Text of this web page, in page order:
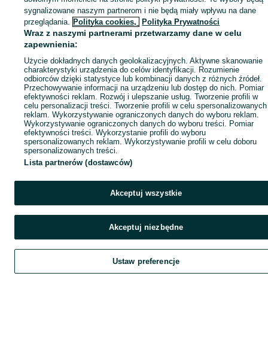
Szukaj Obserwujesz Dodaj Czat
sygnalizowane naszym partnerom i nie będą miały wpływu na dane
przeglądania. Polityka cookies, Polityka Prywatności
Wraz z naszymi partnerami przetwarzamy dane w celu
zapewnienia:
Użycie dokładnych danych geolokalizacyjnych. Aktywne skanowanie
charakterystyki urządzenia do celów identyfikacji. Rozumienie
odbiorców dzięki statystyce lub kombinacji danych z różnych źródeł.
Przechowywanie informacji na urządzeniu lub dostęp do nich. Pomiar
efektywności reklam. Rozwój i ulepszanie usług. Tworzenie profili w
celu personalizacji treści. Tworzenie profili w celu spersonalizowanych
reklam. Wykorzystywanie ograniczonych danych do wyboru reklam.
Wykorzystywanie ograniczonych danych do wyboru treści. Pomiar
efektywności treści. Wykorzystanie profili do wyboru
spersonalizowanych reklam. Wykorzystywanie profili w celu doboru
spersonalizowanych treści.
Lista partnerów (dostawców)
Akceptuj wszystkie
Akceptuj niezbędne
Ustaw preferencje